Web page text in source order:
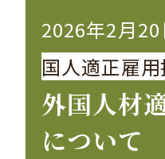
2026年2月20
国人適正雇
外国人材
について